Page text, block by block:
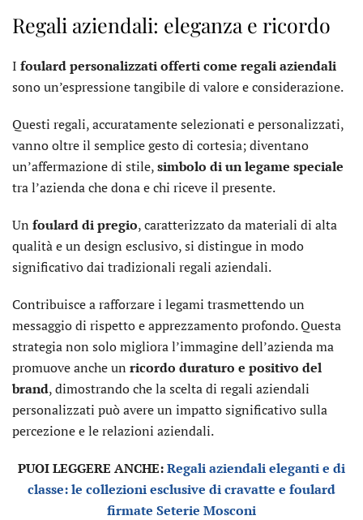
Regali aziendali: eleganza e ricordo
I foulard personalizzati offerti come regali aziendali
sono un’espressione tangibile di valore e considerazione.
Questi regali, accuratamente selezionati e personalizzati,
vanno oltre il semplice gesto di cortesia; diventano
un’affermazione di stile,simbolo di un legame speciale
tra l’azienda che dona e chi riceve il presente.
Un foulard di pregio, caratterizzato da materiali di alta
qualità e un design esclusivo, si distingue in modo
significativo dai tradizionali regali aziendali.
Contribuisce a rafforzare i legami trasmettendo un
messaggio di rispetto e apprezzamento profondo. Questa
strategia non solo migliora l’immagine dell’azienda ma
promuove anche un ricordo duraturo e positivo del
brand, dimostrando che la scelta di regali aziendali
personalizzati può avere un impatto significativo sulla
percezione e le relazioni aziendali.
PUOI LEGGERE ANCHE:Regali aziendali eleganti e di
classe: le collezioni esclusive di cravatte e foulard
firmate Seterie Mosconi